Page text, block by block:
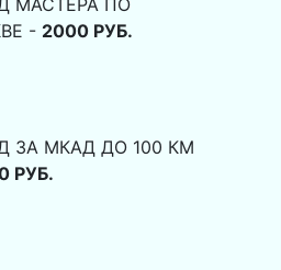
- 2000 РУБ.
ЗА МКАД ДО 100 КМ
РУБ.